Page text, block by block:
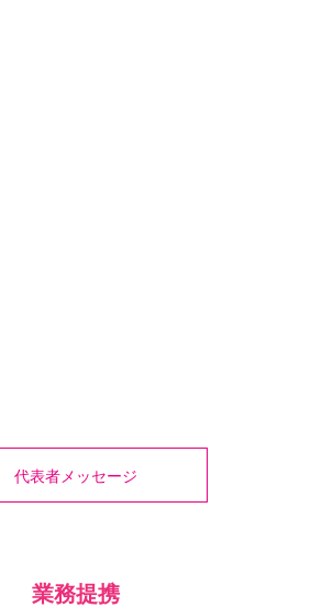
代表者メッセージ
業務提携